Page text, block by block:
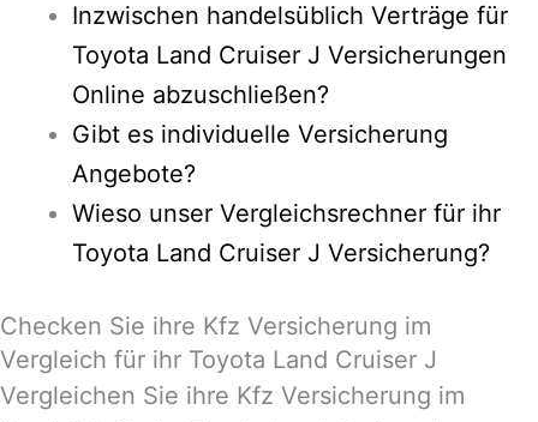
Inzwischen handelsüblich Verträge für
Toyota Land Cruiser J Versicherungen
Online abzuschließen?
Gibt es individuelle Versicherung
Angebote?
Wieso unser Vergleichsrechner für ihr
Toyota Land Cruiser J Versicherung?
Checken Sie ihre Kfz Versicherung im
Vergleich für ihr Toyota Land Cruiser J
Vergleichen Sie ihre Kfz Versicherung im